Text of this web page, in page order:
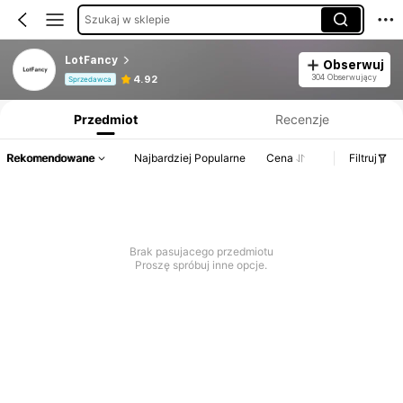
Szukaj w sklepie
LotFancy
Sprzedawca 4.92
Obserwuj
304 Obserwujący
Przedmiot Recenzje
Rekomendowane Najbardziej Popularne Cena Filtruj
Brak pasujacego przedmiotu
Proszę spróbuj inne opcje.